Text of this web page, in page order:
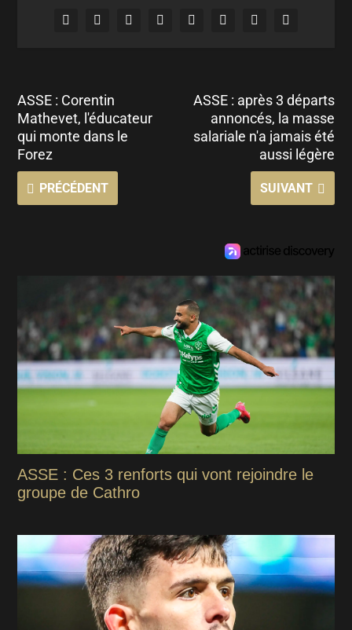
ASSE : Corentin
Mathevet, l'éducateur
qui monte dans le
Forez
PRÉCÉDENT
ASSE : après 3 départs
annoncés, la masse
salariale n'a jamais été
aussi légère
SUIVANT
ASSE : Ces 3 renforts qui vont rejoindre le
groupe de Cathro